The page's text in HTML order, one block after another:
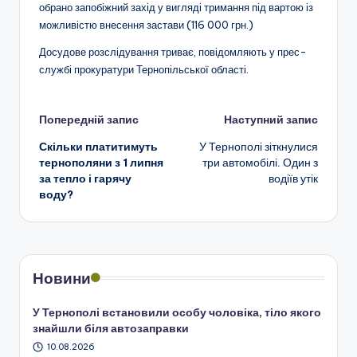
обрано запобіжний захід у вигляді тримання під вартою із
можливістю внесення застави (116 000 грн.)
Досудове розслідування триває, повідомляють у прес-
службі прокуратури Тернопільської області.
Навігація
по
запису
Попередній запис
Скільки платитимуть
тернополяни з 1 липня
за тепло і гарячу
воду?
Наступний запис
У Тернополі зіткнулися
три автомобілі. Один з
водіїв утік
Новини
У Тернополі встановили особу чоловіка, тіло якого
знайшли біля автозаправки
10.08.2026